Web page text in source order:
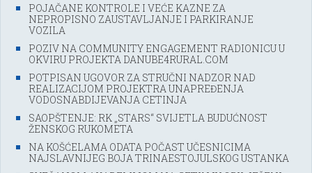
POJAČANE KONTROLE I VEĆE KAZNE ZA
NEPROPISNO ZAUSTAVLJANJE I PARKIRANJE
VOZILA
POZIV NA COMMUNITY ENGAGEMENT RADIONICU U
OKVIRU PROJEKTA DANUBE4RURAL.COM
POTPISAN UGOVOR ZA STRUČNI NADZOR NAD
REALIZACIJOM PROJEKTRA UNAPREĐENJA
VODOSNABDIJEVANJA CETINJA
SAOPŠTENJE: RK „STARS“ SVIJETLA BUDUĆNOST
ŽENSKOG RUKOMETA
NA KOŠĆELAMA ODATA POČAST UČESNICIMA
NAJSLAVNIJEG BOJA TRINAESTOJULSKOG USTANKA